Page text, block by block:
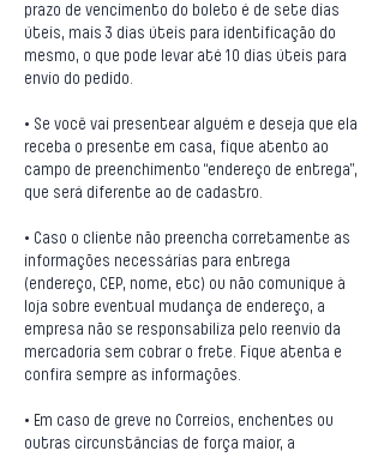
prazo de vencimento do boleto é de sete dias
úteis, mais 3 dias úteis para identificação do
mesmo, o que pode levar até 10 dias úteis para
envio do pedido.
• Se você vai presentear alguém e deseja que ela
receba o presente em casa, fique atento ao
campo de preenchimento “endereço de entrega”,
que será diferente ao de cadastro.
• Caso o cliente não preencha corretamente as
informações necessárias para entrega
(endereço, CEP, nome, etc) ou não comunique à
loja sobre eventual mudança de endereço, a
empresa não se responsabiliza pelo reenvio da
mercadoria sem cobrar o frete. Fique atenta e
confira sempre as informações.
• Em caso de greve no Correios, enchentes ou
outras circunstâncias de força maior, a